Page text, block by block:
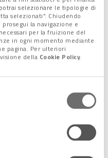
selezionare le tipologie di
selezionati". Chiudendo
la navigazione e
per la fruizione del
in ogni momento mediante
pagina. Per ulteriori
della Cookie Policy.